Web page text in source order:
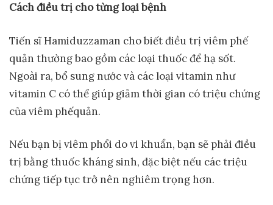
Cách điều trị cho từng loại bệnh
Tiến sĩ Hamiduzzaman cho biết điều trị viêm phế
quản thường bao gồm các loại thuốc để hạ sốt.
Ngoài ra, bổ sung nước và các loại vitamin như
vitamin C có thể giúp giảm thời gian có triệu chứng
của viêm phếquản.
Nếu bạn bị viêm phổi do vi khuẩn, bạn sẽ phải điều
trị bằng thuốc kháng sinh, đặc biệt nếu các triệu
chứng tiếp tục trở nên nghiêm trọng hơn.